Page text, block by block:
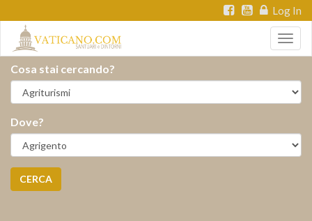
Log In
Cosa stai cercando?
Dove?
CERCA